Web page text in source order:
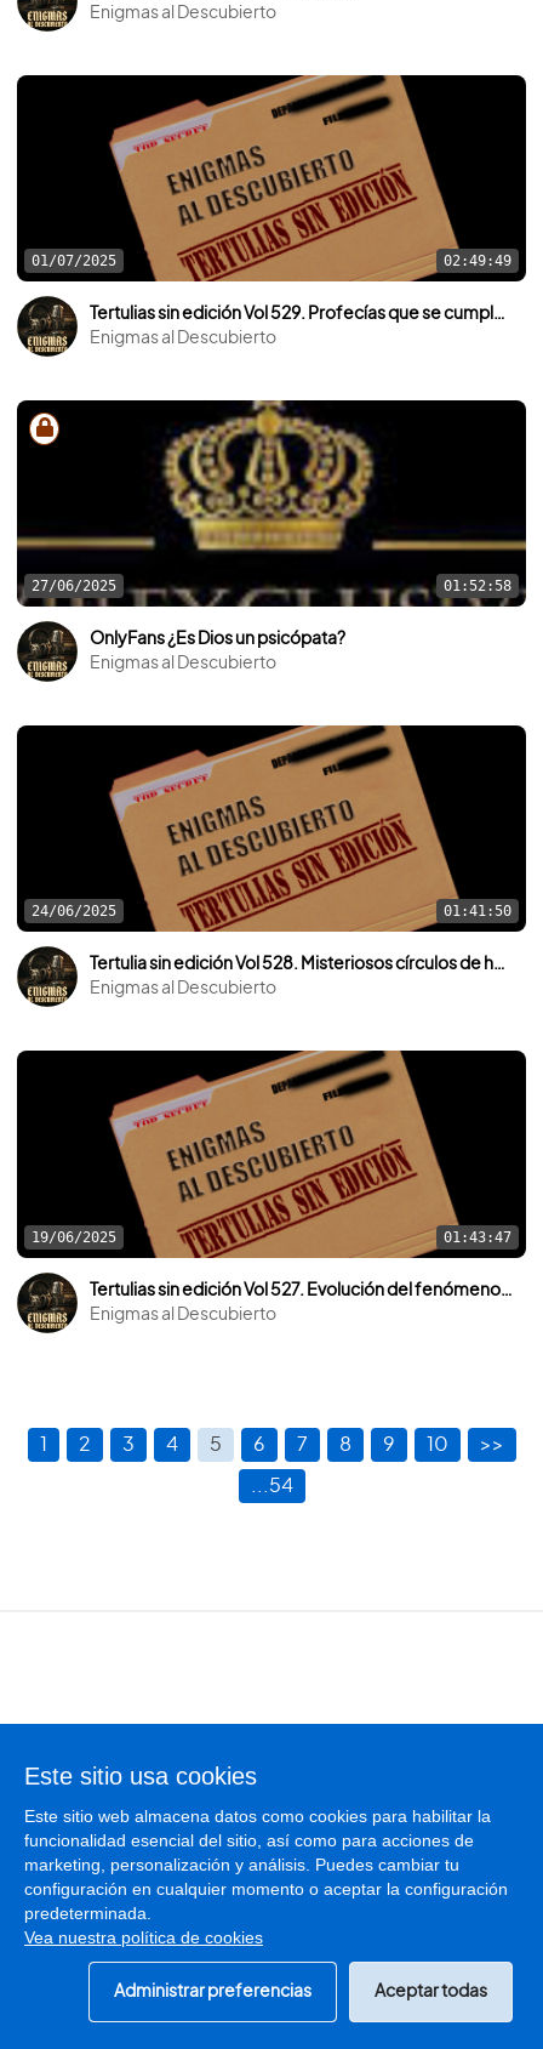
Enigmas al Descubierto
01/07/2025 02:49:49
Tertulias sin edición Vol 529. Profecías que se cumplen y cosas de la ciencia.
Enigmas al Descubierto
27/06/2025 01:52:58
OnlyFans ¿Es Dios un psicópata?
Enigmas al Descubierto
24/06/2025 01:41:50
Tertulia sin edición Vol 528. Misteriosos círculos de humo en el cielo.
Enigmas al Descubierto
19/06/2025 01:43:47
Tertulias sin edición Vol 527. Evolución del fenómeno ovni a lo largo de la historia.
Enigmas al Descubierto
1 2 3 4 5 6 7 8 9 10 >>
...54
Licencia
SGAERRDD/4/1547/0223
Política de privacidad
Política de cookies
Administrar cookies
© PodCastMania 2026
Este sitio usa cookies
Este sitio web almacena datos como cookies para habilitar la
funcionalidad esencial del sitio, así como para acciones de
marketing, personalización y análisis. Puedes cambiar tu
configuración en cualquier momento o aceptar la configuración
predeterminada.
Vea nuestra política de cookies
Administrar preferencias Aceptar todas